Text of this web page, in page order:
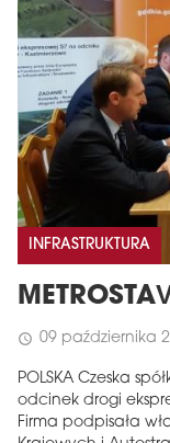
INFRASTRUKTURA
schedule 09 października
POLSKA Czeska
odcinek drogi
Firma podpisała